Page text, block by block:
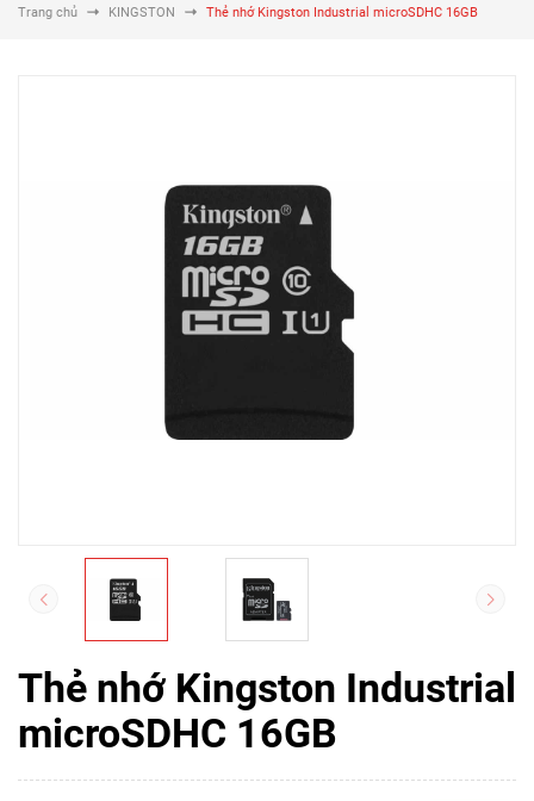
Trang chủ KINGSTON Thẻ nhớ Kingston Industrial microSDHC 16GB
Thẻ nhớ Kingston Industrial
microSDHC 16GB